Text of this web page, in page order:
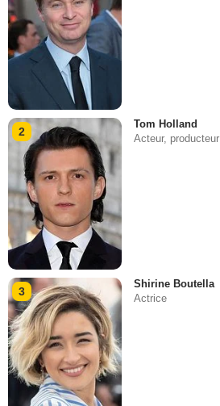
2
Tom Holland
Acteur, producteur
3
Shirine Boutella
Actrice